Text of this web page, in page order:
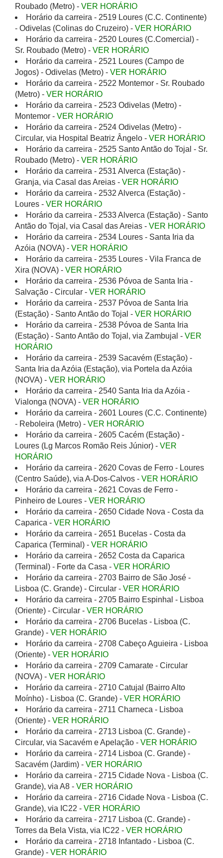
Roubado (Metro) - VER HORÁRIO
Horário da carreira - 2519 Loures (C.C. Continente)
- Odivelas (Colinas do Cruzeiro) - VER HORÁRIO
Horário da carreira - 2520 Loures (C.Comercial) -
Sr. Roubado (Metro) - VER HORÁRIO
Horário da carreira - 2521 Loures (Campo de
Jogos) - Odivelas (Metro) - VER HORÁRIO
Horário da carreira - 2522 Montemor - Sr. Roubado
(Metro) - VER HORÁRIO
Horário da carreira - 2523 Odivelas (Metro) -
Montemor - VER HORÁRIO
Horário da carreira - 2524 Odivelas (Metro) -
Circular, via Hospital Beatriz Ângelo - VER HORÁRIO
Horário da carreira - 2525 Santo Antão do Tojal - Sr.
Roubado (Metro) - VER HORÁRIO
Horário da carreira - 2531 Alverca (Estação) -
Granja, via Casal das Areias - VER HORÁRIO
Horário da carreira - 2532 Alverca (Estação) -
Loures - VER HORÁRIO
Horário da carreira - 2533 Alverca (Estação) - Santo
Antão do Tojal, via Casal das Areias - VER HORÁRIO
Horário da carreira - 2534 Loures - Santa Iria da
Azóia (NOVA) - VER HORÁRIO
Horário da carreira - 2535 Loures - Vila Franca de
Xira (NOVA) - VER HORÁRIO
Horário da carreira - 2536 Póvoa de Santa Iria -
Salvação - Circular - VER HORÁRIO
Horário da carreira - 2537 Póvoa de Santa Iria
(Estação) - Santo Antão do Tojal - VER HORÁRIO
Horário da carreira - 2538 Póvoa de Santa Iria
(Estação) - Santo Antão do Tojal, via Zambujal - VER
HORÁRIO
Horário da carreira - 2539 Sacavém (Estação) -
Santa Iria da Azóia (Estação), via Portela da Azóia
(NOVA) - VER HORÁRIO
Horário da carreira - 2540 Santa Iria da Azóia -
Vialonga (NOVA) - VER HORÁRIO
Horário da carreira - 2601 Loures (C.C. Continente)
- Reboleira (Metro) - VER HORÁRIO
Horário da carreira - 2605 Cacém (Estação) -
Loures (Lg Marcos Romão Reis Júnior) - VER
HORÁRIO
Horário da carreira - 2620 Covas de Ferro - Loures
(Centro Saúde), via A-Dos-Calvos - VER HORÁRIO
Horário da carreira - 2621 Covas de Ferro -
Pinheiro de Loures - VER HORÁRIO
Horário da carreira - 2650 Cidade Nova - Costa da
Caparica - VER HORÁRIO
Horário da carreira - 2651 Bucelas - Costa da
Caparica (Terminal) - VER HORÁRIO
Horário da carreira - 2652 Costa da Caparica
(Terminal) - Forte da Casa - VER HORÁRIO
Horário da carreira - 2703 Bairro de São José -
Lisboa (C. Grande) - Circular - VER HORÁRIO
Horário da carreira - 2705 Bairro Espinhal - Lisboa
(Oriente) - Circular - VER HORÁRIO
Horário da carreira - 2706 Bucelas - Lisboa (C.
Grande) - VER HORÁRIO
Horário da carreira - 2708 Cabeço Aguieira - Lisboa
(Oriente) - VER HORÁRIO
Horário da carreira - 2709 Camarate - Circular
(NOVA) - VER HORÁRIO
Horário da carreira - 2710 Catujal (Bairro Alto
Moínho) - Lisboa (C. Grande) - VER HORÁRIO
Horário da carreira - 2711 Charneca - Lisboa
(Oriente) - VER HORÁRIO
Horário da carreira - 2713 Lisboa (C. Grande) -
Circular, via Sacavém e Apelação - VER HORÁRIO
Horário da carreira - 2714 Lisboa (C. Grande) -
Sacavém (Jardim) - VER HORÁRIO
Horário da carreira - 2715 Cidade Nova - Lisboa (C.
Grande), via A8 - VER HORÁRIO
Horário da carreira - 2716 Cidade Nova - Lisboa (C.
Grande), via IC22 - VER HORÁRIO
Horário da carreira - 2717 Lisboa (C. Grande) -
Torres da Bela Vista, via IC22 - VER HORÁRIO
Horário da carreira - 2718 Infantado - Lisboa (C.
Grande) - VER HORÁRIO